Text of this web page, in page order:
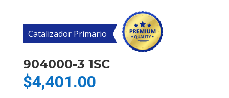
Catalizador Primario
904000-3 1SC
$4,401.00